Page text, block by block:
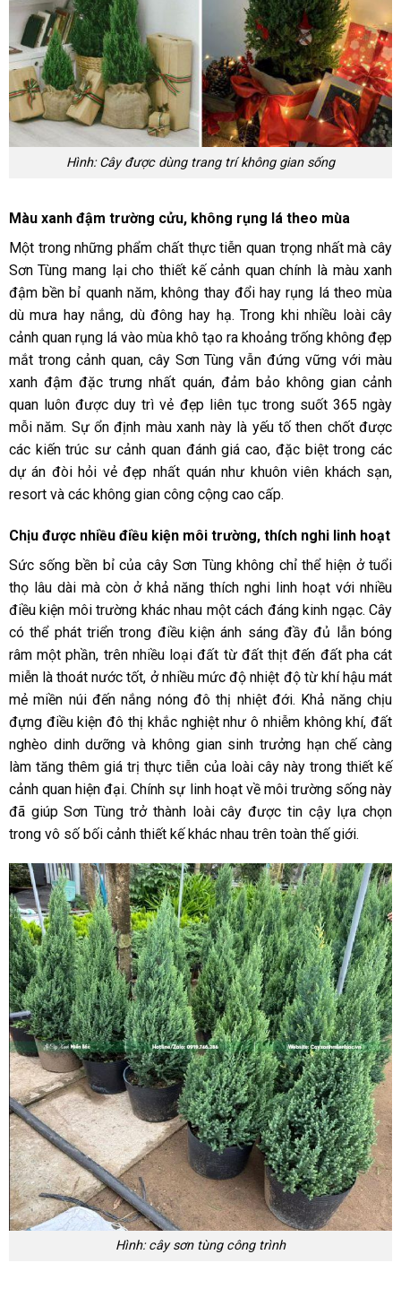
Hình: Cây được dùng trang trí không gian sống
Màu xanh đậm trường cửu, không rụng lá theo mùa
Một trong những phẩm chất thực tiễn quan trọng nhất mà cây
Sơn Tùng mang lại cho thiết kế cảnh quan chính là màu xanh
đậm bền bỉ quanh năm, không thay đổi hay rụng lá theo mùa
dù mưa hay nắng, dù đông hay hạ. Trong khi nhiều loài cây
cảnh quan rụng lá vào mùa khô tạo ra khoảng trống không đẹp
mắt trong cảnh quan, cây Sơn Tùng vẫn đứng vững với màu
xanh đậm đặc trưng nhất quán, đảm bảo không gian cảnh
quan luôn được duy trì vẻ đẹp liên tục trong suốt 365 ngày
mỗi năm. Sự ổn định màu xanh này là yếu tố then chốt được
các kiến trúc sư cảnh quan đánh giá cao, đặc biệt trong các
dự án đòi hỏi vẻ đẹp nhất quán như khuôn viên khách sạn,
resort và các không gian công cộng cao cấp.
Chịu được nhiều điều kiện môi trường, thích nghi linh hoạt
Sức sống bền bỉ của cây Sơn Tùng không chỉ thể hiện ở tuổi
thọ lâu dài mà còn ở khả năng thích nghi linh hoạt với nhiều
điều kiện môi trường khác nhau một cách đáng kinh ngạc. Cây
có thể phát triển trong điều kiện ánh sáng đầy đủ lẫn bóng
râm một phần, trên nhiều loại đất từ đất thịt đến đất pha cát
miễn là thoát nước tốt, ở nhiều mức độ nhiệt độ từ khí hậu mát
mẻ miền núi đến nắng nóng đô thị nhiệt đới. Khả năng chịu
đựng điều kiện đô thị khắc nghiệt như ô nhiễm không khí, đất
nghèo dinh dưỡng và không gian sinh trưởng hạn chế càng
làm tăng thêm giá trị thực tiễn của loài cây này trong thiết kế
cảnh quan hiện đại. Chính sự linh hoạt về môi trường sống này
đã giúp Sơn Tùng trở thành loài cây được tin cậy lựa chọn
trong vô số bối cảnh thiết kế khác nhau trên toàn thế giới.
Hình: cây sơn tùng công trình